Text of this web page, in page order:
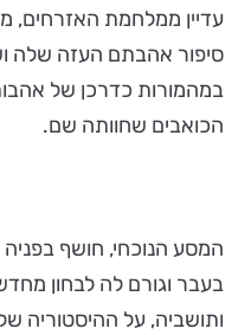
עדיין ממלחמת האזרחים,
סיפור אהבתם העזה שלה
במהמורות כדרכן של
הכואבים שחוותה שם.
המסע הנוכחי, חושף
בעבר וגורם לה לבחון
ותושביה, על ההיסטוריה